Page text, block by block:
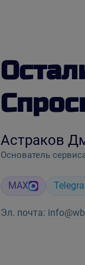
Астраков
Основатель
MAX
Эл. почта: